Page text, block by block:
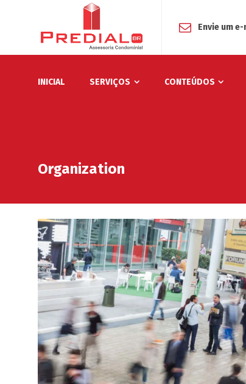
Envie um
INICIAL SERVIÇOS CONTEÚDOS
Organization